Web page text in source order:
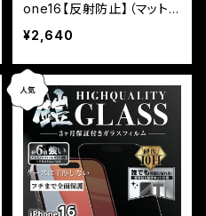
one16【反射防止】（マット）
3カ月保証付き『ガラスフィ
ルム鎧』全面フルカバー（黒
フチタイプ）
¥2,640